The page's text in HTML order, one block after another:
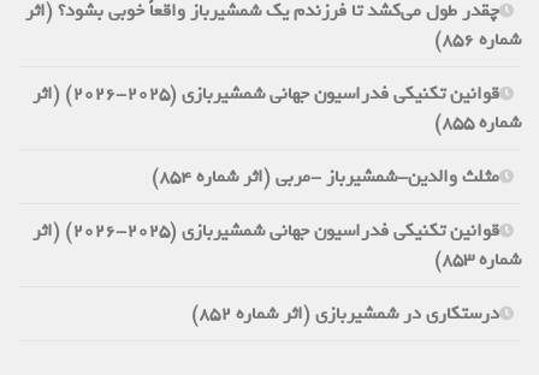
چقدر طول می‌کشد تا فرزندم یک شمشیرباز واقعاً خوبی بشود؟ (اثر
شماره 856)
قوانین تکنیکی فدراسیون جهانی شمشیربازی (2025-2026) (اثر
شماره 855)
مثلث والدین-شمشیرباز -مربی (اثر شماره 854)
قوانین تکنیکی فدراسیون جهانی شمشیربازی (2025-2026) (اثر
شماره 853)
درستکاری در شمشیربازی (اثر شماره 852)